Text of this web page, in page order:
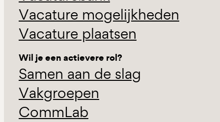
Vacature mogelijkheden
Vacature plaatsen
Wil je een actievere rol?
Samen aan de slag
Vakgroepen
CommLab